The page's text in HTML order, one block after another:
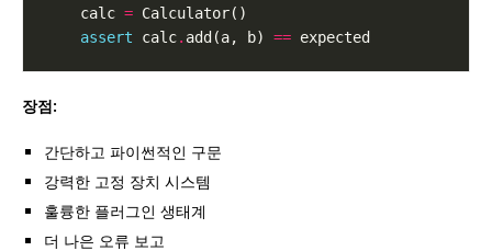
    calc
=
assert calc. add(a, b) ==
장점:
간단하고 파이썬적인 구문
강력한 고정 장치 시스템
훌륭한 플러그인 생태계
더 나은 오류 보고